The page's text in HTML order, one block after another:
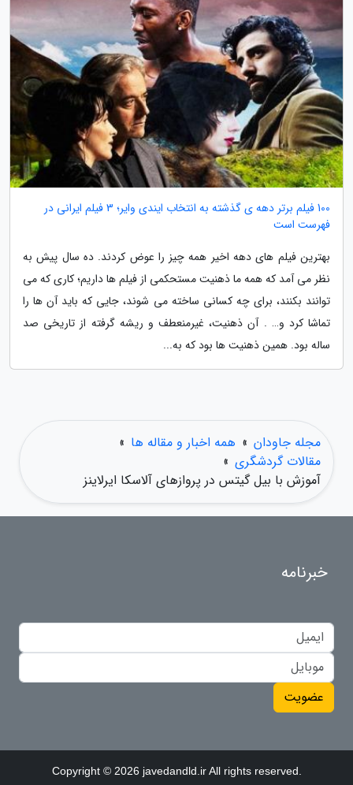
100 فیلم برتر دهه ی گذشته به انتخاب ایندی وایر؛ 3 فیلم ایرانی در
فهرست است
بهترین فیلم های دهه اخیر همه چیز را عوض کردند. ده سال پیش به
نظر می آمد که همه ما ذهنیت مستحکمی از فیلم ها داریم؛ کاری که می
توانند بکنند، برای چه کسانی ساخته می شوند، جایی که باید آن ها را
تماشا کرد و… . آن ذهنیت، غیرمنعطف و ریشه گرفته از تاریخی صد
ساله بود. همین ذهنیت ها بود که به...
مجله جاودان » همه اخبار و مقاله ها »
مقالات گردشگری »
آموزش با بیل گیتس در پروازهای آلاسکا ایرلاینز
خبرنامه
عضویت
Copyright © 2026 javedandld.ir All rights reserved.